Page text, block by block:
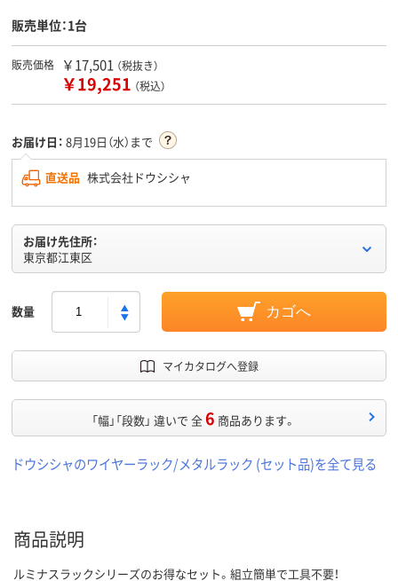
販売単位：1台
販売価格 ￥17,501 （税抜き）
￥19,251 （税込）
お届け日： 8月19日（水）まで
直送品 株式会社ドウシシャ
お届け先住所：
東京都江東区
数量 カゴへ
マイカタログへ登録
「幅」「段数」 違いで 全6 商品あります。
ドウシシャのワイヤーラック/メタルラック (セット品)を全て見る
商品説明
ルミナスラックシリーズのお得なセット。組立簡単で工具不要！